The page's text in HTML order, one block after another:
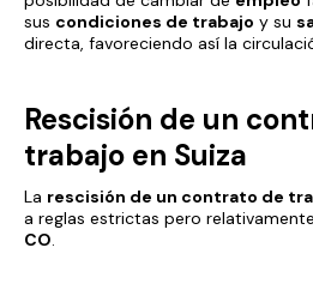
sus condiciones de trabajo y su
directa, favoreciendo así la
Rescisión de un
trabajo en Suiza
La rescisión de un contrato de
a reglas estrictas pero
CO.